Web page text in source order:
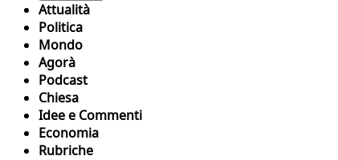
Attualità
Politica
Mondo
Agorà
Podcast
Chiesa
Idee e Commenti
Economia
Rubriche